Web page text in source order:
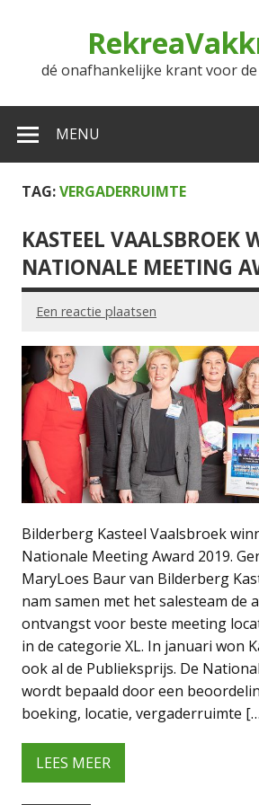
dé onafhankelijke krant voor
MENU
TAG:VERGADERRUIMTE
KASTEEL VAALSBROEK
NATIONALE MEETING
Een reactie plaatsen
Bilderberg Kasteel Vaalsbroek
Nationale Meeting Award 2019.
MaryLoes Baur van Bilderberg
nam samen met het salesteam de
ontvangst voor beste meeting
in de categorie XL. In januari won
ook al de Publieksprijs. De
wordt bepaald door een
boeking, locatie, vergaderruimte
LEES MEER